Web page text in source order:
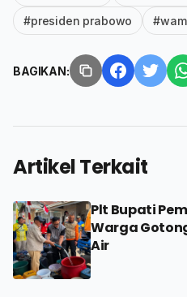
#presiden prabowo
BAGIKAN:
Artikel Terkait
Plt Bupati
Warga
Air